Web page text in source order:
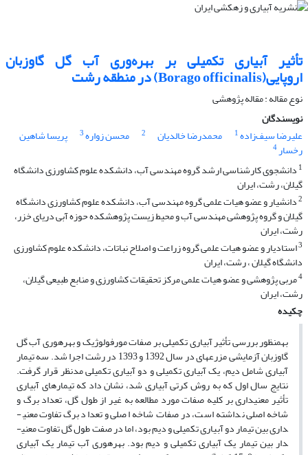
تأثیر آبیاری تکمیلی بر بهره‌وری آب گل گاوزبان
اروپایی(Borago officinalis) در منطقه رشت
نوع مقاله : مقاله پژوهشی
نویسندگان
علیرضا سیف‌زاده1 محمد‌رضا خالدیان 2 محسن زواره3 پریسا شاهین
رخسار4
1 دانشجوی کارشناسی ارشد گروه مهندسی آب، دانشکده علوم کشاورزی دانشگاه
گیلان، رشت، ایران
2دانشیار و عضو هیات علمی گروه مهندسی آب، دانشکده علوم کشاورزی دانشگاه
گیلان و گروه پژوهشی مهندسی آب و محیط زیست پژوهشکده حوزه آبی دریای خزر،
رشت، ایران
3استادیار و عضو هیات علمی گروه زراعت و اصلاح نباتات، دانشکده علوم کشاورزی
دانشگاه گیلان ، رشت، ایران
4مربی پژوهشی و عضو هیات علمی مرکز تحقیقات کشاورزی و منابع طبیعی گیلان،
رشت، ایران
چکیده
به­منظور بررسی تأثیر آبیاری تکمیلی بر صفات مورفولوژیک و بهره­وری آب گل
گاوزبان آزﻣﺎﯾﺸﯽ مزرعه­ای در ﺳﺎل 1392 و 1393 در رشت اجرا شد. سه تیمار
آبیاری شامل دیم، یک آبیاری تکمیلی و دو آبیاری تکمیلی مدنظر قرار گرفت.
نتایج سال اول که به روش کرتی آبیاری شد، نشان داد که تیمارهای آبیاری
تأثیر معنی­داری بر کلیه صفات مورد مطالعه به غیر از طول گل، تعداد برگ و
شاخه اصلی نداشته است، در صفات شاخه اصلی و تعداد برگ تفاوت معنی­
داری بین تیمار دو آبیاری تکمیلی و دیم بود، اما در صفت طول گل تفاوت معنی­
دار بین تیمار یک آبیاری تکمیلی و دیم بود. بهره­وری آب تیمار یک آبیاری